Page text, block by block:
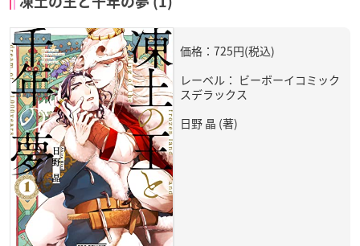
価格：725円(税込)
レーベル： ビーボーイコミック
スデラックス
日野 晶 (著)